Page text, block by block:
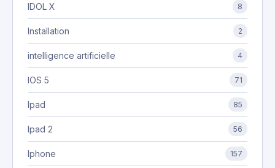
IDOL X 8
Installation 2
intelligence artificielle 4
IOS 5 71
Ipad 85
Ipad 2 56
Iphone 157